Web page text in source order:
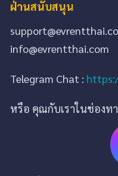
ฝ่านสนับสนุน
info@evrentthai.com
Telegram Chat :
หรือ คุณกับเราในช่องทา